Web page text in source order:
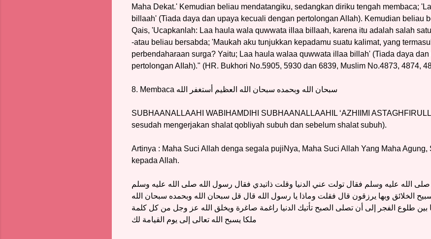
Maha Dekat.' Kemudian beliau mendatangiku, sedangkan diriku tengah membaca;
billaah' (Tiada daya dan upaya kecuali dengan pertolongan AlIah). Kemudian beliau
Qais, 'Ucapkanlah: Laa haula wala quwwata illaa billaah, karena itu adalah salah
-atau beliau bersabda; 'Maukah aku tunjukkan kepadamu suatu kalimat, yang
perbendaharaan surga? Yaitu; Laa haula walaa quwwata illaa billah' (Tiada daya
pertolongan AIIah)." (HR. Bukhori No.5905, 5930 dan 6839, Muslim No.4873, 4874,
8. Membaca سبحان الله وبحمده سبحان الله العظيم أستغفر الله
SUBHAANALLAAHI WABIHAMDIHI SUBHAANALLAAHIL ‘AZHIIMI
sesudah mengerjakan shalat qobliyah subuh dan sebelum shalat subuh).
Artinya : Maha Suci Allah denga segala pujiNya, Maha Suci Allah Yang Maha Agung,
kepada Allah.
صلى الله عليه وسلم فقال تولت عني الدنيا وقلت ذاتيدي فقال رسول الله صلى الله عليه وسلم
الخلائق وبها يرزقون قال فقلت وماذا يا رسول الله قال قل سبحان الله وبحمده سبحان الله
بين طلوع الفجر إلى أن تصلى الصبح تأتيك الدنيا راغمة صاغرة ويخلق الله عز وجل من كل كلمة
ملكا يسبح الله تعالى إلى يوم القيامة لك